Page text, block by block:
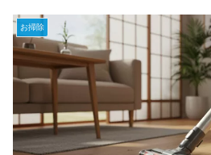
お掃除